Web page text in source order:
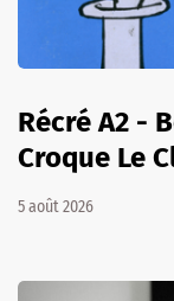
Récré A2 -
Croque Le
5 août 2026